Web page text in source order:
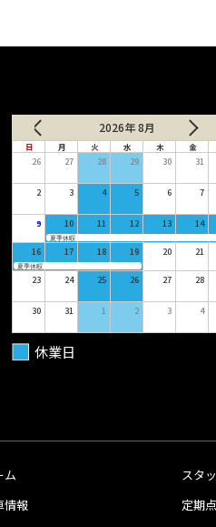
2026年 8月
日 月 火 水 木 金
26 27 28 29 30 31
2 3 4 5 6 7
9 10 11 12 13 14
夏季休暇
16 17 18 19 20 21
夏季休暇
23 24 25 26 27 28
30 31 1 2 3 4
休業日
ム
情報
スタ
定期